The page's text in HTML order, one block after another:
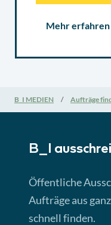
Mehr erfahren
B_I MEDIEN Aufträge
B_I
Öffentliche
Aufträge aus
schnell finden.